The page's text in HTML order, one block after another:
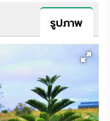
รูปภาพ